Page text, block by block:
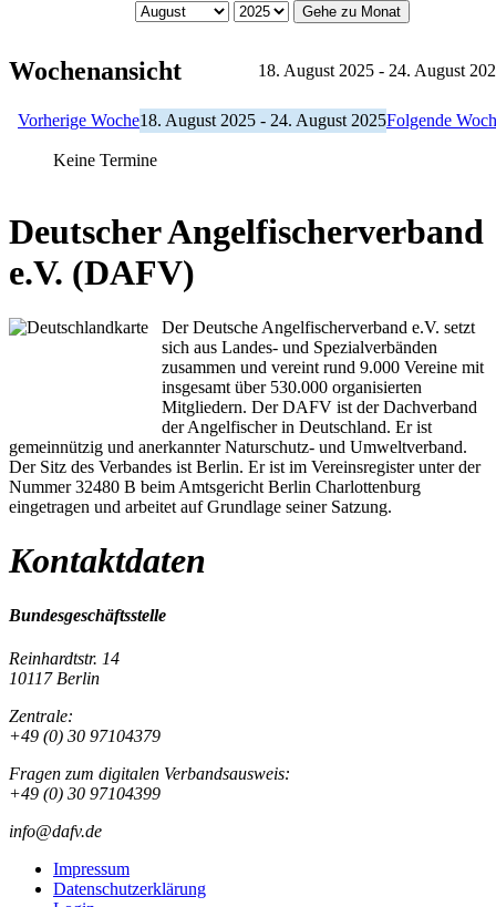
Gehe zu Monat
Wochenansicht 18. August 2025 - 24. August
Vorherige Woche18. August 2025 - 24. August 2025Folgende
Keine Termine
Deutscher Angelfischerverband
e.V. (DAFV)
Der Deutsche Angelfischerverband e.V. setzt
sich aus Landes- und Spezialverbänden
zusammen und vereint rund 9.000 Vereine mit
insgesamt über 530.000 organisierten
Mitgliedern. Der DAFV ist der Dachverband
der Angelfischer in Deutschland. Er ist
gemeinnützig und anerkannter Naturschutz- und Umweltverband.
Der Sitz des Verbandes ist Berlin. Er ist im Vereinsregister unter der
Nummer 32480 B beim Amtsgericht Berlin Charlottenburg
eingetragen und arbeitet auf Grundlage seiner Satzung.
Kontaktdaten
Bundesgeschäftsstelle
Reinhardtstr. 14
10117 Berlin
Zentrale:
+49 (0) 30 97104379
Fragen zum digitalen Verbandsausweis:
+49 (0) 30 97104399
info@dafv.de
Impressum
Datenschutzerklärung